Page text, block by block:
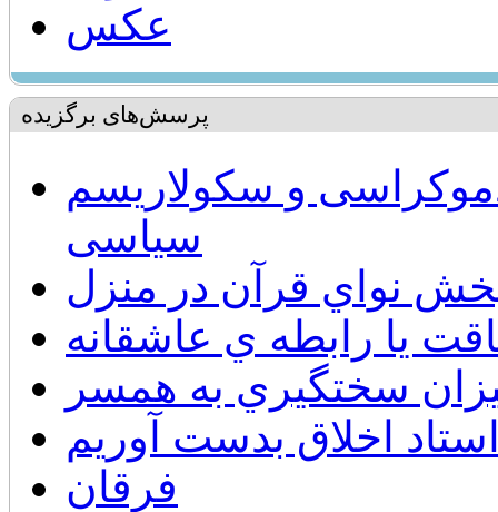
عکس
پرسش‌های برگزیده
دموکراسی و سکولاریسم
سیاسی
نواي قرآن در منزل
يا رابطه ي عاشقانه
سختگيري به همسر
اخلاق بدست آوریم
فرقان